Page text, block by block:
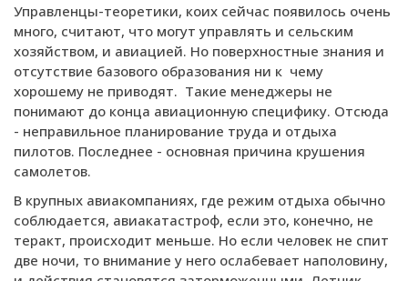
Управленцы-теоретики, коих сейчас появилось очень
много, считают, что могут управлять и сельским
хозяйством, и авиацией. Но поверхностные знания и
отсутствие базового образования ни к чему
хорошему не приводят. Такие менеджеры не
понимают до конца авиационную специфику. Отсюда
- неправильное планирование труда и отдыха
пилотов. Последнее - основная причина крушения
самолетов.
В крупных авиакомпаниях, где режим отдыха обычно
соблюдается, авиакатастроф, если это, конечно, не
теракт, происходит меньше. Но если человек не спит
две ночи, то внимание у него ослабевает наполовину,